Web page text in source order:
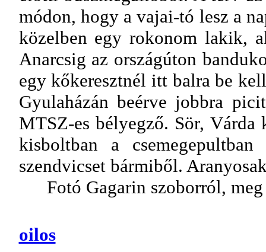
módon, hogy a vajai-tó lesz a
közelben egy rokonom lakik,
Anarcsig az országúton
egy kőkeresztnél itt balra be
Gyulaházán beérve jobbra
MTSZ-es bélyegző. Sör, Várda
kisboltban a
szendvicset bármiből.
Fotó Gagarin szoborról,
oilos